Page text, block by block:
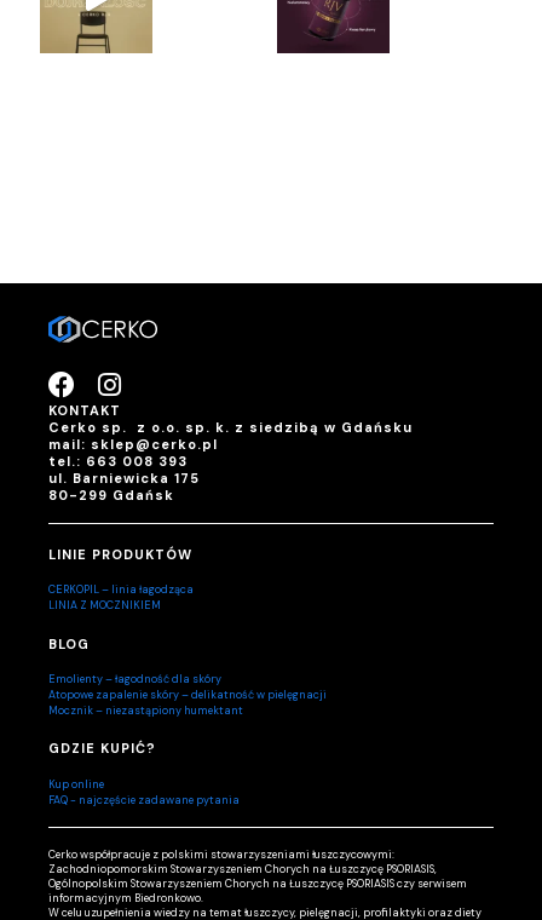
KONTAKT
Cerko sp. z o.o. sp. k. z siedzibą w Gdańsku
mail: sklep@cerko.pl
tel.: 663 008 393
ul. Barniewicka 175
80-299 Gdańsk
LINIE PRODUKTÓW
CERKOPIL – linia łagodząca
LINIA Z MOCZNIKIEM
BLOG
Emolienty – łagodność dla skóry
Atopowe zapalenie skóry – delikatność w pielęgnacji
Mocznik – niezastąpiony humektant
GDZIE KUPIĆ?
Kup online
FAQ - najczęście zadawane pytania
Cerko współpracuje z polskimi stowarzyszeniami łuszczycowymi:
Zachodniopomorskim Stowarzyszeniem Chorych na Łuszczycę PSORIASIS,
Ogólnopolskim Stowarzyszeniem Chorych na Łuszczycę PSORIASIS czy serwisem
informacyjnym Biedronkowo.
W celu uzupełnienia wiedzy na temat łuszczycy, pielęgnacji, profilaktyki oraz diety